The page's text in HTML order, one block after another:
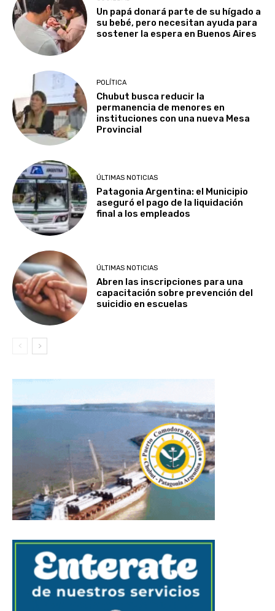
Un papá donará parte de su hígado a
su bebé, pero necesitan ayuda para
sostener la espera en Buenos Aires
POLÍTICA
Chubut busca reducir la
permanencia de menores en
instituciones con una nueva Mesa
Provincial
ÚLTIMAS NOTICIAS
Patagonia Argentina: el Municipio
aseguró el pago de la liquidación
final a los empleados
ÚLTIMAS NOTICIAS
Abren las inscripciones para una
capacitación sobre prevención del
suicidio en escuelas